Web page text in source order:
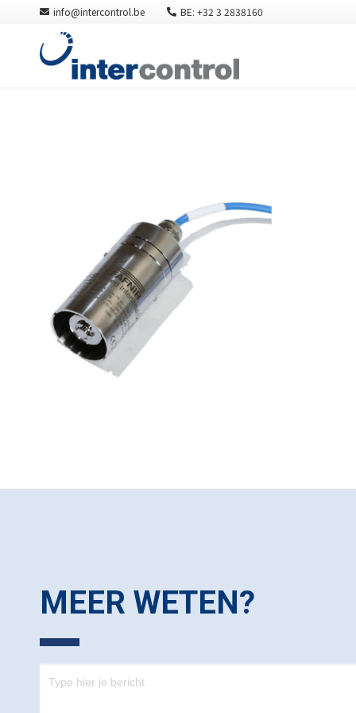
info@intercontrol.be BE: +32 3 2838160
MEER WETEN?
Contact